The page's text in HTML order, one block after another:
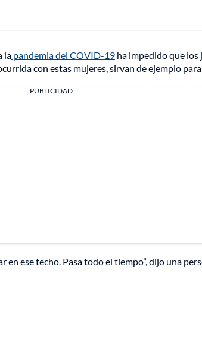
la pandemia del COVID-19 ha impedido que los
con estas mujeres, sirvan de ejemplo
PUBLICIDAD
ese techo. Pasa todo el tiempo”, dijo una